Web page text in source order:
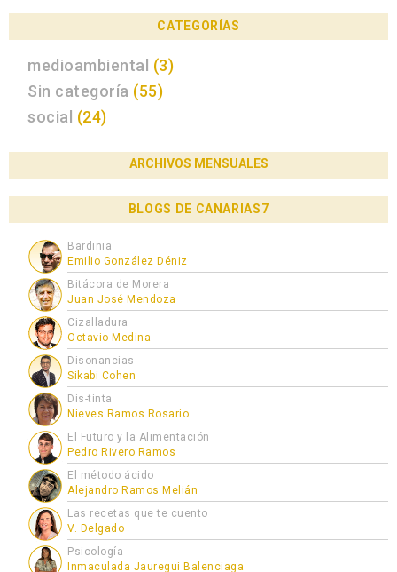
CATEGORÍAS
medioambiental (3)
Sin categoría (55)
social (24)
ARCHIVOS MENSUALES
BLOGS DE CANARIAS7
Bardinia
Emilio González Déniz
Bitácora de Morera
Juan José Mendoza
Cizalladura
Octavio Medina
Disonancias
Sikabi Cohen
Dis-tinta
Nieves Ramos Rosario
El Futuro y la Alimentación
Pedro Rivero Ramos
El método ácido
Alejandro Ramos Melián
Las recetas que te cuento
V. Delgado
Psicología
Inmaculada Jauregui Balenciaga